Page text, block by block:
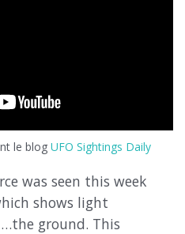
le blog UFO Sightings Daily
was seen this week
shows light
ground. This